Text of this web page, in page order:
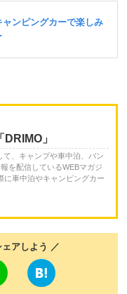
」
、キャンプや車中泊、バン
を配信しているWEBマガジ
に車中泊やキャンピングカー
アしよう ／